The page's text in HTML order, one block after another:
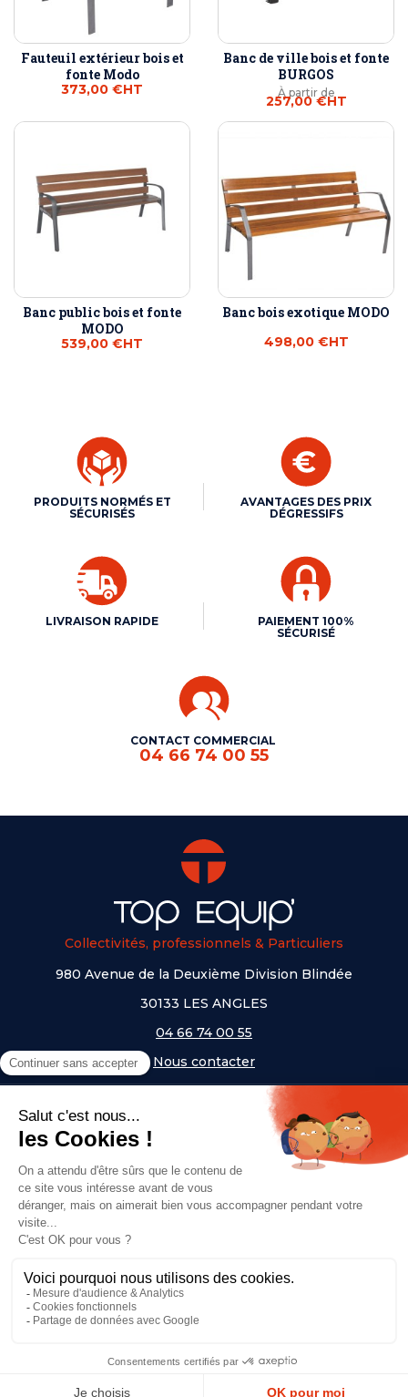
Fauteuil extérieur bois et
fonte Modo
373,00 €HT
Banc de ville bois et fonte
BURGOS
À partir de
257,00 €HT
Banc public bois et fonte
MODO
539,00 €HT
Banc bois exotique MODO
498,00 €HT
PRODUITS NORMÉS ET
SÉCURISÉS
AVANTAGES DES PRIX
DÉGRESSIFS
LIVRAISON RAPIDE
PAIEMENT 100%
SÉCURISÉ
CONTACT COMMERCIAL
04 66 74 00 55
Collectivités, professionnels & Particuliers
980 Avenue de la Deuxième Division Blindée
30133 LES ANGLES
04 66 74 00 55
Nous contacter
NOS UNIVERS
- Serem
- Lifetime
- Mottez
- JAD Groupe
© Copyright 2026, Top Equip' - Réalisé parAgence Off